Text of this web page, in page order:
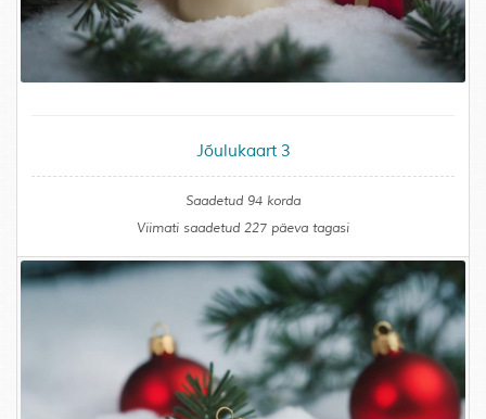
Jõulukaart 3
Saadetud 94 korda
Viimati saadetud 227 päeva tagasi